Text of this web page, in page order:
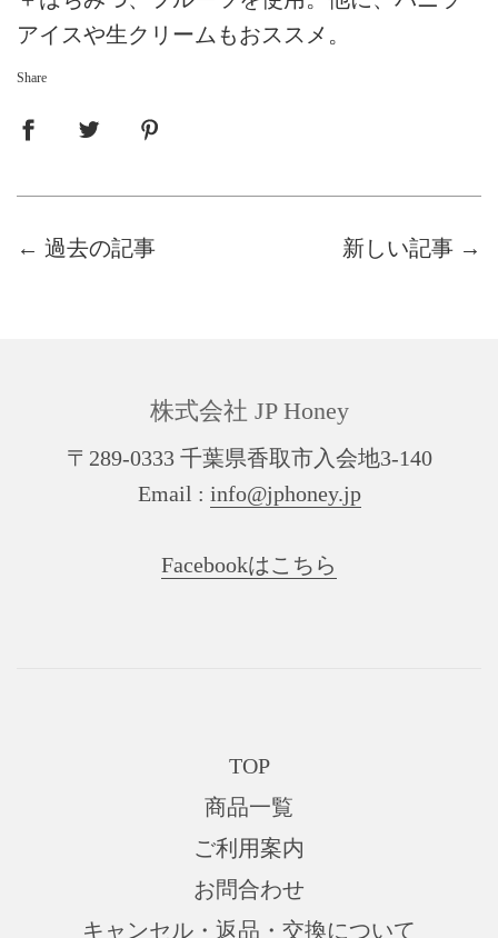
アイスや生クリームもおススメ。
Share
← 過去の記事 新しい記事 →
株式会社 JP Honey
〒289-0333 千葉県香取市入会地3-140
Email : info@jphoney.jp
Facebookはこちら
TOP
商品一覧
ご利用案内
お問合わせ
キャンセル・返品・交換について